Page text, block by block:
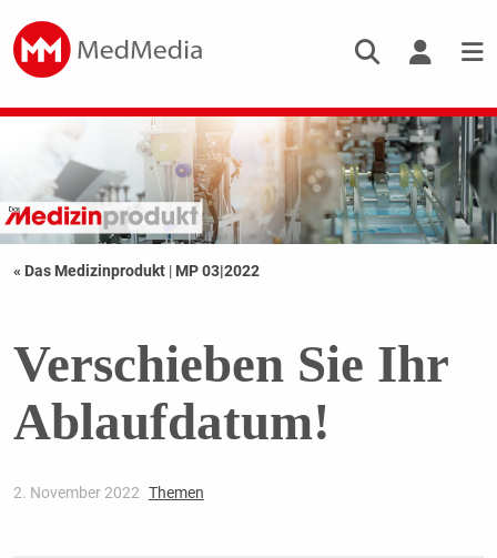
« Das Medizinprodukt | MP 03|2022
Verschieben Sie Ihr
Ablaufdatum!
2. November 2022 Themen